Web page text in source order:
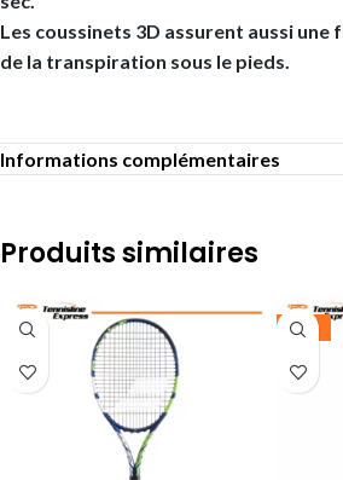
Les coussinets 3D assurent aussi
de la transpiration sous le pieds.
Informations complémentaires
Produits similaires
-25%